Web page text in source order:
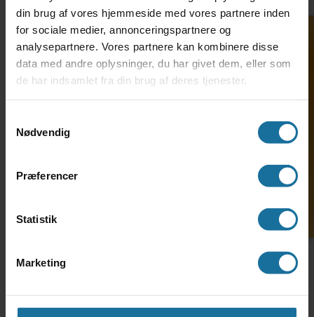
din brug af vores hjemmeside med vores partnere inden
for sociale medier, annonceringspartnere og
analysepartnere. Vores partnere kan kombinere disse
data med andre oplysninger, du har givet dem, eller som
de har indsamlet fra din brug af deres tjenester.
Nødvendig
Præferencer
Statistik
Marketing
Morten Hørup
Forebyggelseskonsulent
Tlf.: 2029 5056
Kontakt en
vejleder
Søg ind på HF-enkeltfag